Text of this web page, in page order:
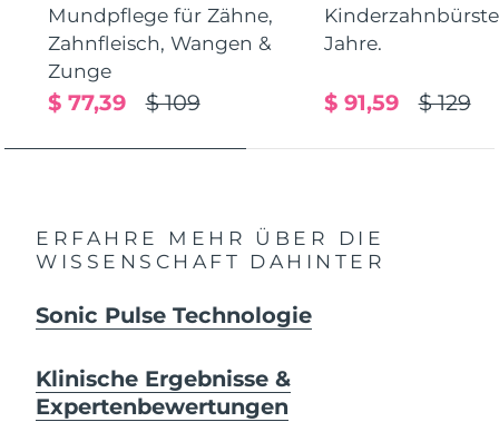
Mundpflege für Zähne,
Zahnfleisch, Wangen &
Zunge
$ 109
$ 77,39
Jahre.
$ 129
$ 91,59
ERFAHRE MEHR ÜBER DIE
WISSENSCHAFT DAHINTER
Sonic Pulse Technologie
Klinische Ergebnisse &
Expertenbewertungen